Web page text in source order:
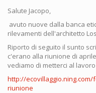
Salute Jacopo,
avuto nuove dalla banca
rilevamenti dell'architetto
Riporto di seguito il sunto
c'erano alla riunione di
vediamo di metterci al
http://
riunione